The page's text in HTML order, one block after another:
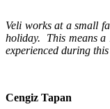
Veli works at a small
holiday. This means a
experienced during
Cengiz Tapan